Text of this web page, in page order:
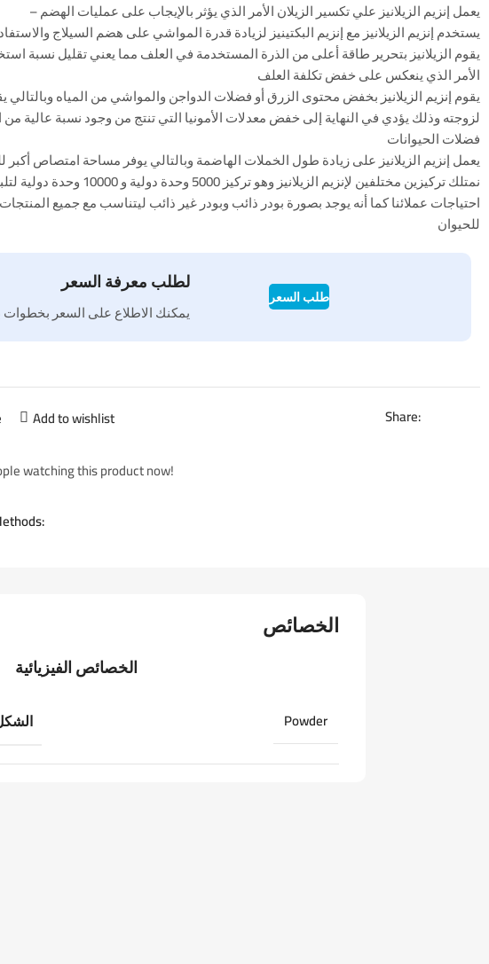
– يعمل إنزيم الزيلانيز علي تكسير الزيلان الأمر الذي يؤثر بالإيجاب على عمليات الهضم
– يستخدم إنزيم الزيلانيز مع إنزيم البكتينيز لزيادة قدرة المواشي على هضم السيلاج
الأمر الذي ينعكس على خفض تكلفة العلف
لزوجته وذلك يؤدي في النهاية إلى خفض معدلات الأمونيا التي تنتج من وجود نسبة عالية من
فضلات الحيوانات
– يعمل إنزيم الزيلانيز على زيادة طول الخملات الهاضمة وبالتالي يوفر مساحة امتصاص أكبر
احتياجات عملائنا كما أنه يوجد بصورة بودر ذائب وبودر غير ذائب ليتناسب مع جميع
للحيوان
لطلب معرفة السعر
يمكنك الاطلاع على السعر
طلب السعر
Add to wishlist Share:
watching this product now!
الخصائص
الخصائص الفيزيائية
Powder